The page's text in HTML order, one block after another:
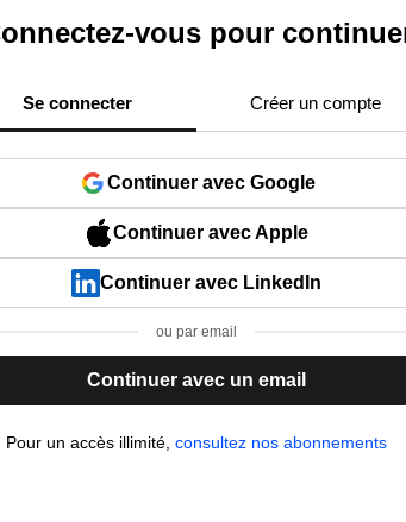
vous pour
Se connecter Créer un compte
Continuer avec Google
Continuer avec Apple
Continuer avec LinkedIn
ou par email
Continuer avec un email
Pour un accès illimité,consultez nos abonnements